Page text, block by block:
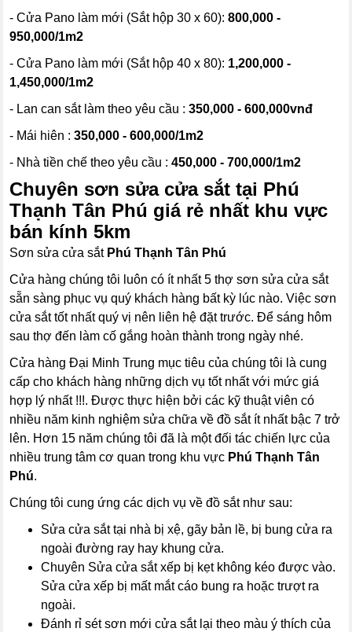
- Cửa Pano làm mới (Sắt hộp 30 x 60): 800,000 -
950,000/1m2
- Cửa Pano làm mới (Sắt hộp 40 x 80): 1,200,000 -
1,450,000/1m2
- Lan can sắt làm theo yêu cầu :350,000 - 600,000vnđ
- Mái hiên :350,000 - 600,000/1m2
- Nhà tiền chế theo yêu cầu :450,000 - 700,000/1m2
Chuyên sơn sửa cửa sắt tại Phú
Thạnh Tân Phú giá rẻ nhất khu vực
bán kính 5km
Sơn sửa cửa sắt Phú Thạnh Tân Phú
Cửa hàng chúng tôi luôn có ít nhất 5 thợ sơn sửa cửa sắt
sẵn sàng phục vụ quý khách hàng bất kỳ lúc nào. Việc sơn
cửa sắt tốt nhất quý vị nên liên hệ đặt trước. Để sáng hôm
sau thợ đến làm cố gắng hoàn thành trong ngày nhé.
Cửa hàng Đại Minh Trung mục tiêu của chúng tôi là cung
cấp cho khách hàng những dịch vụ tốt nhất với mức giá
hợp lý nhất !!!. Được thực hiện bởi các kỹ thuật viên có
nhiều năm kinh nghiệm sửa chữa về đồ sắt ít nhất bậc 7 trở
lên. Hơn 15 năm chúng tôi đã là một đối tác chiến lực của
nhiều trung tâm cơ quan trong khu vực Phú Thạnh Tân
Phú.
Chúng tôi cung ứng các dịch vụ về đồ sắt như sau:
Sửa cửa sắt tại nhà bị xệ, gãy bản lề, bị bung cửa ra
ngoài đường ray hay khung cửa.
Chuyên Sửa cửa sắt xếp bị kẹt không kéo được vào.
Sửa cửa xếp bị mất mắt cáo bung ra hoặc trượt ra
ngoài.
Đánh rỉ sét sơn mới cửa sắt lại theo màu ý thích của